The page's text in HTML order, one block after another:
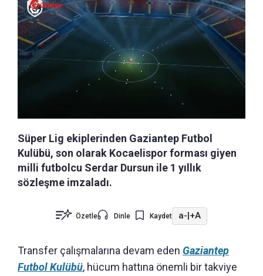
Süper Lig ekiplerinden Gaziantep Futbol
Kulübü, son olarak Kocaelispor forması giyen
milli futbolcu Serdar Dursun ile 1 yıllık
sözleşme imzaladı.
Özetle Dinle Kaydet a-|+A
Transfer çalışmalarına devam eden Gaziantep
Futbol Kulübü, hücum hattına önemli bir takviye